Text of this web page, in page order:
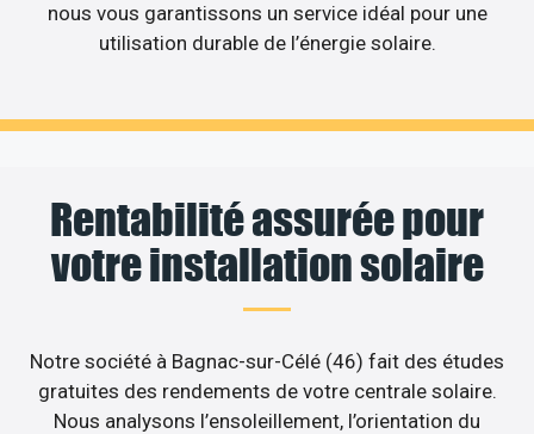
nous vous garantissons un service idéal pour une
utilisation durable de l’énergie solaire.
Rentabilité assurée pour
votre installation solaire
Notre société à Bagnac-sur-Célé (46) fait des études
gratuites des rendements de votre centrale solaire.
Nous analysons l’ensoleillement, l’orientation du